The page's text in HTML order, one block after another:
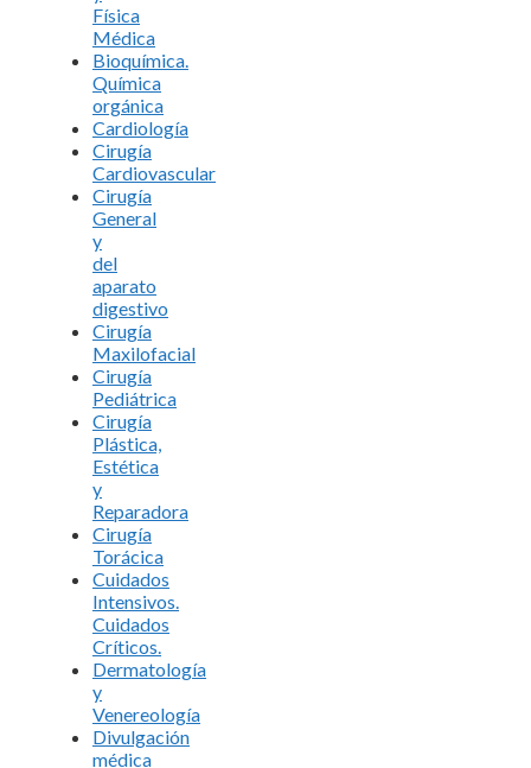
Física
Médica
Bioquímica.
Química
orgánica
Cardiología
Cirugía
Cardiovascular
Cirugía
General
y
del
aparato
digestivo
Cirugía
Maxilofacial
Cirugía
Pediátrica
Cirugía
Plástica,
Estética
y
Reparadora
Cirugía
Torácica
Cuidados
Intensivos.
Cuidados
Críticos.
Dermatología
y
Venereología
Divulgación
médica